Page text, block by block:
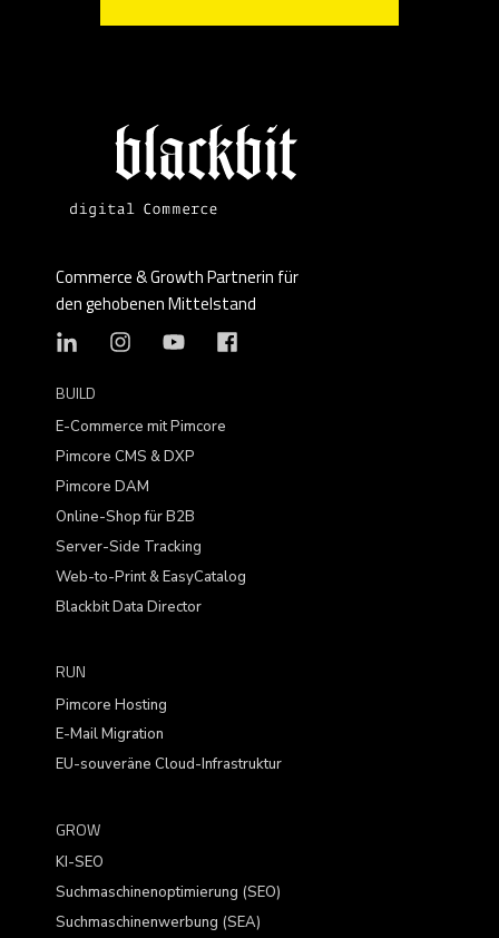
Commerce & Growth Partnerin für
den gehobenen Mittelstand
BUILD
E-Commerce mit Pimcore
Pimcore CMS & DXP
Pimcore DAM
Online-Shop für B2B
Server-Side Tracking
Web-to-Print & EasyCatalog
Blackbit Data Director
RUN
Pimcore Hosting
E-Mail Migration
EU-souveräne Cloud-Infrastruktur
GROW
KI-SEO
Suchmaschinenoptimierung (SEO)
Suchmaschinenwerbung (SEA)